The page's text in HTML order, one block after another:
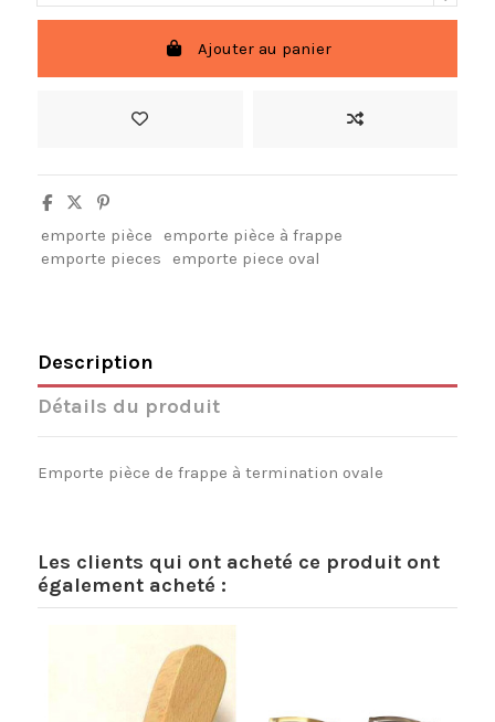
Ajouter au panier
emporte pièce
emporte pièce à frappe
emporte pieces
emporte piece oval
Description
Détails du produit
Emporte pièce de frappe à termination ovale
Les clients qui ont acheté ce produit ont
également acheté :